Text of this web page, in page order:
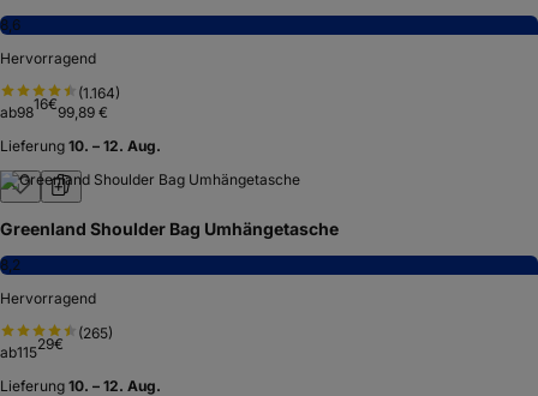
8,6
Hervorragend
(1.164)
ab9816€99,89 €
Lieferung 10. – 12. Aug.
Greenland Shoulder Bag Umhängetasche
8,2
Hervorragend
(265)
ab11529€
Lieferung 10. – 12. Aug.